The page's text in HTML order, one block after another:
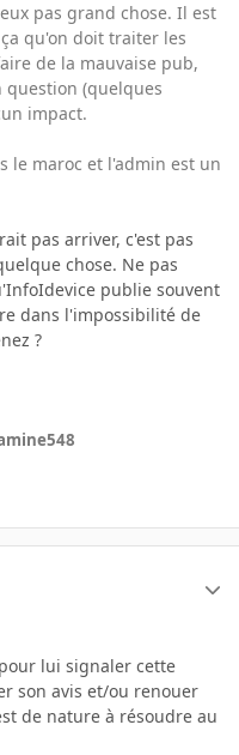
pas grand chose. Il est
qu'on doit traiter les
de la mauvaise pub,
(quelques
impact.
le maroc et l'admin est un
pas arriver, c'est pas
chose. Ne pas
publie souvent
dans l'impossibilité de
?
lui signaler cette
son avis et/ou renouer
de nature à résoudre au